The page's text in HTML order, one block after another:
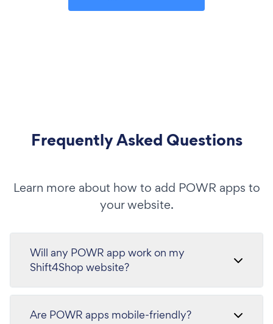
Frequently Asked Questions
Learn more about how to add POWR apps to
your website.
Will any POWR app work on my
Shift4Shop website?
Are POWR apps mobile-friendly?